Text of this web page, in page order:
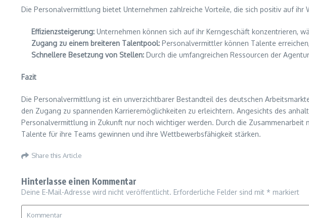
Die Personalvermittlung bietet Unternehmen zahlreiche Vorteile, die sich positiv auf ihr
Effizienzsteigerung: Unternehmen können sich auf ihr Kerngeschäft konzentrieren,
Zugang zu einem breiteren Talentpool: Personalvermittler können Talente
Schnellere Besetzung von Stellen: Durch die umfangreichen Ressourcen der
Fazit
Die Personalvermittlung ist ein unverzichtbarer Bestandteil des deutschen
den Zugang zu spannenden Karrieremöglichkeiten zu erleichtern. Angesichts des
Personalvermittlung in Zukunft nur noch wichtiger werden. Durch die
Talente für ihre Teams gewinnen und ihre Wettbewerbsfähigkeit stärken.
Share this Article
Hinterlasse einen Kommentar
Deine E-Mail-Adresse wird nicht veröffentlicht. Erforderliche Felder sind mit * markiert